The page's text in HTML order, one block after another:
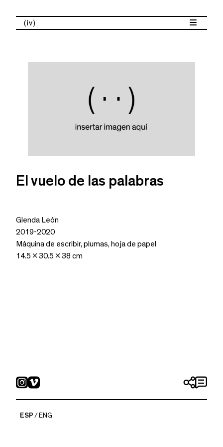
(iv)
El vuelo de las palabras
Glenda León
2019-2020
Máquina de escribir, plumas, hoja de papel
14.5 x 30.5 x 38 cm
ESP ENG